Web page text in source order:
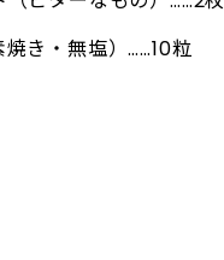
き・無塩）……10粒